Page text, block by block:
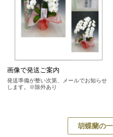
画像で発送ご案内
発送準備が整い次第、メールでお知らせ
します。※除外あり
胡蝶蘭の